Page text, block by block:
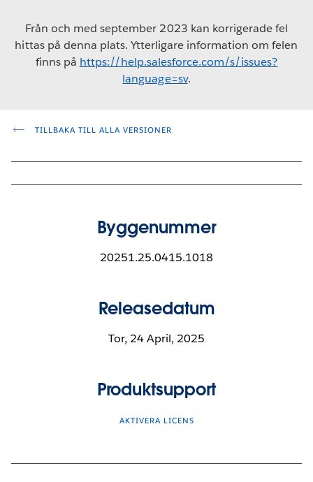
Från och med september 2023 kan korrigerade fel
hittas på denna plats. Ytterligare information om felen
finns på https://help.salesforce.com/s/issues?
language=sv.
TILLBAKA TILL ALLA VERSIONER
Byggenummer
20251.25.0415.1018
Releasedatum
Tor, 24 April, 2025
Produktsupport
AKTIVERA LICENS